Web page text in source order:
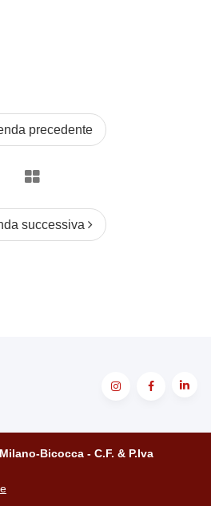
precedente
successiva
Bicocca - C.F. & P.Iva